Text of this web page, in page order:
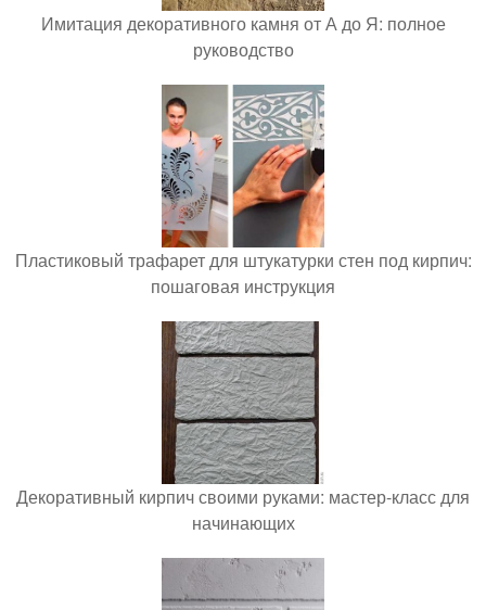
Имитация декоративного камня от А до Я: полное
руководство
Пластиковый трафарет для штукатурки стен под кирпич:
пошаговая инструкция
Декоративный кирпич своими руками: мастер-класс для
начинающих